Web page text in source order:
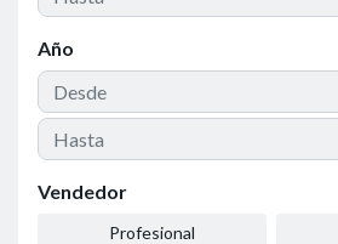
Año
Vendedor
Profesional